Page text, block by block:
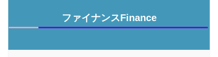
ファイナンスFinance